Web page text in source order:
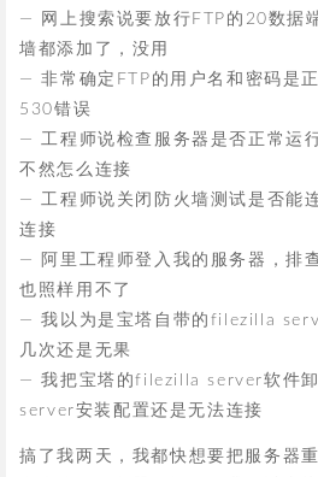
— 网上搜索说要放行FTP的20数据
墙都添加了，没用
— 非常确定FTP的用户名和密码是
530错误
— 工程师说检查服务器是否正常运
不然怎么连接
— 工程师说关闭防火墙测试是否能
连接
— 阿里工程师登入我的服务器，排
也照样用不了
— 我以为是宝塔自带的filezilla
几次还是无果
— 我把宝塔的filezilla server软件
server安装配置还是无法连接
搞了我两天，我都快想要把服务器